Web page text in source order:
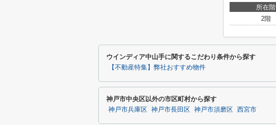
所在階
2階
ウインディア中山手に関するこだわり条件から探す
【不動産特集】弊社おすすめ物件
神戸市中央区以外の市区町村から探す
神戸市兵庫区 神戸市長田区 神戸市須磨区 西宮市